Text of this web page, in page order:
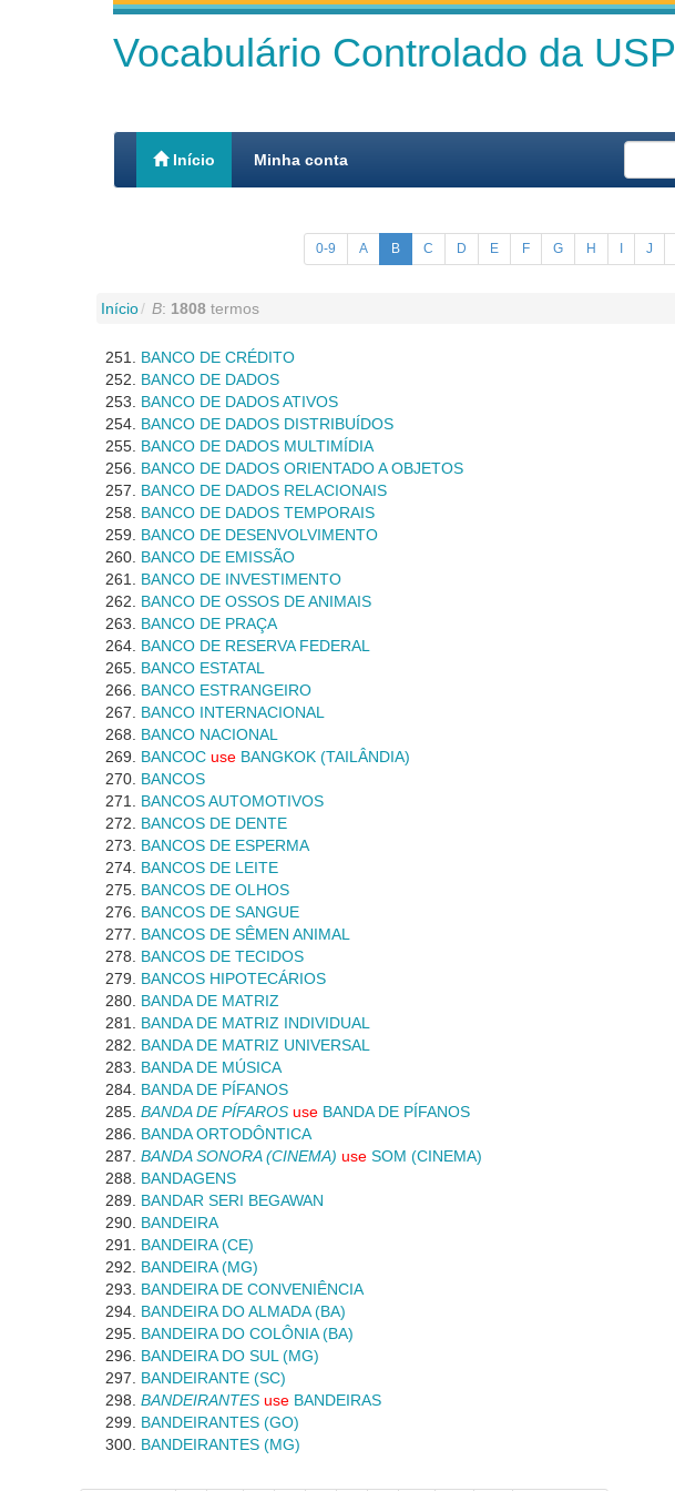
Vocabulário Controlado da USP
Início Minha conta
0-9 A B C D E F G H I J
Início B: 1808 termos
BANCO DE CRÉDITO
BANCO DE DADOS
BANCO DE DADOS ATIVOS
BANCO DE DADOS DISTRIBUÍDOS
BANCO DE DADOS MULTIMÍDIA
BANCO DE DADOS ORIENTADO A OBJETOS
BANCO DE DADOS RELACIONAIS
BANCO DE DADOS TEMPORAIS
BANCO DE DESENVOLVIMENTO
BANCO DE EMISSÃO
BANCO DE INVESTIMENTO
BANCO DE OSSOS DE ANIMAIS
BANCO DE PRAÇA
BANCO DE RESERVA FEDERAL
BANCO ESTATAL
BANCO ESTRANGEIRO
BANCO INTERNACIONAL
BANCO NACIONAL
BANCOC use BANGKOK (TAILÂNDIA)
BANCOS
BANCOS AUTOMOTIVOS
BANCOS DE DENTE
BANCOS DE ESPERMA
BANCOS DE LEITE
BANCOS DE OLHOS
BANCOS DE SANGUE
BANCOS DE SÊMEN ANIMAL
BANCOS DE TECIDOS
BANCOS HIPOTECÁRIOS
BANDA DE MATRIZ
BANDA DE MATRIZ INDIVIDUAL
BANDA DE MATRIZ UNIVERSAL
BANDA DE MÚSICA
BANDA DE PÍFANOS
BANDA DE PÍFAROS use BANDA DE PÍFANOS
BANDA ORTODÔNTICA
BANDA SONORA (CINEMA) use SOM (CINEMA)
BANDAGENS
BANDAR SERI BEGAWAN
BANDEIRA
BANDEIRA (CE)
BANDEIRA (MG)
BANDEIRA DE CONVENIÊNCIA
BANDEIRA DO ALMADA (BA)
BANDEIRA DO COLÔNIA (BA)
BANDEIRA DO SUL (MG)
BANDEIRANTE (SC)
BANDEIRANTES use BANDEIRAS
BANDEIRANTES (GO)
BANDEIRANTES (MG)